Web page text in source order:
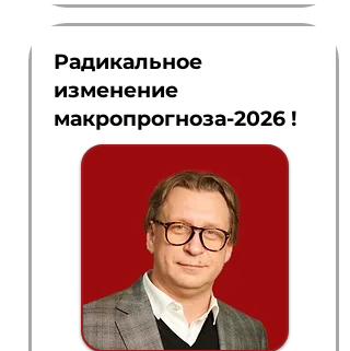
Радикальное
изменение
макропрогноза-2026 !